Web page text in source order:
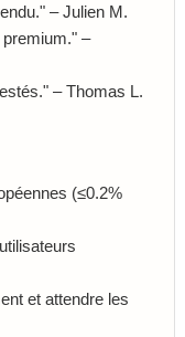
– Julien M.
–
– Thomas L.
(≤0.2%
et attendre les